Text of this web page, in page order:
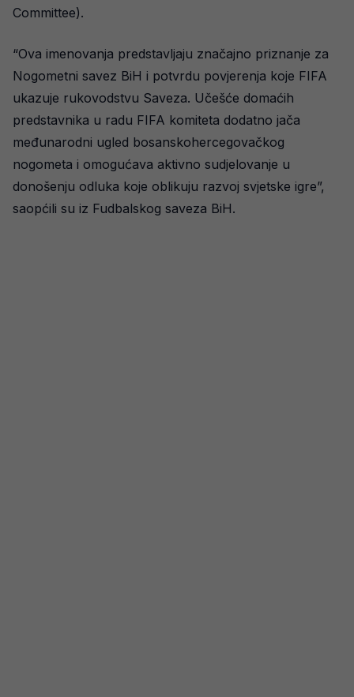
Committee).
“Ova imenovanja predstavljaju značajno priznanje za
Nogometni savez BiH i potvrdu povjerenja koje FIFA
ukazuje rukovodstvu Saveza. Učešće domaćih
predstavnika u radu FIFA komiteta dodatno jača
međunarodni ugled bosanskohercegovačkog
nogometa i omogućava aktivno sudjelovanje u
donošenju odluka koje oblikuju razvoj svjetske igre”,
saopćili su iz Fudbalskog saveza BiH.